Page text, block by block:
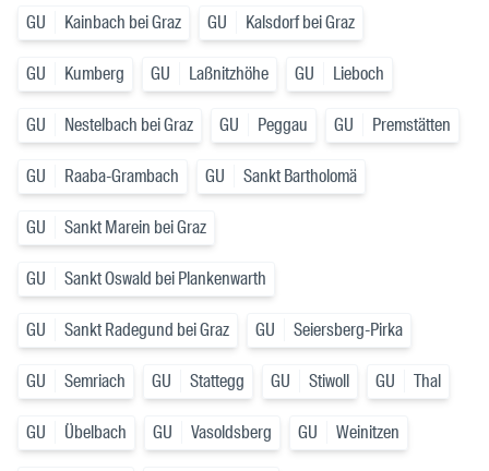
GU Kainbach bei Graz GU Kalsdorf bei Graz
GU Kumberg GU Laßnitzhöhe GU Lieboch
GU Nestelbach bei Graz GU Peggau GU Premstätten
GU Raaba-Grambach GU Sankt Bartholomä
GU Sankt Marein bei Graz
GU Sankt Oswald bei Plankenwarth
GU Sankt Radegund bei Graz GU Seiersberg-Pirka
GU Semriach GU Stattegg GU Stiwoll GU Thal
GU Übelbach GU Vasoldsberg GU Weinitzen